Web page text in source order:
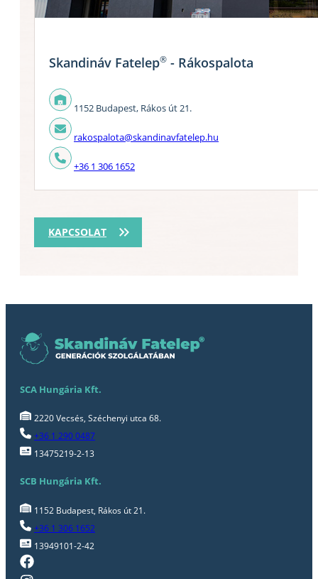
KAPCSOLAT
Skandináv Fatelep® - Rákospalota
1152 Budapest, Rákos út 21.
rakospalota@skandinavfatelep.hu
+36 1 306 1652
SCA Hungária Kft.
2220 Vecsés, Széchenyi utca 68.
+36 1 290 0487
13475219-2-13
SCB Hungária Kft.
1152 Budapest, Rákos út 21.
+36 1 306 1652
13949101-2-42